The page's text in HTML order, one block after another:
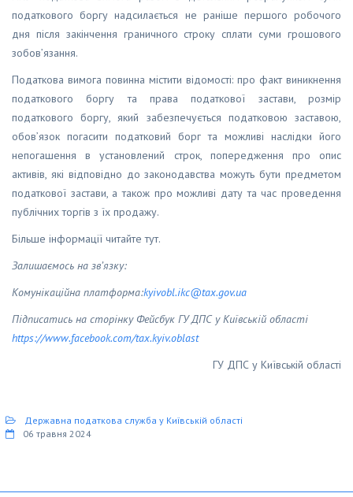
податкового боргу надсилається не раніше першого робочого
дня після закінчення граничного строку сплати суми грошового
зобов’язання.
Податкова вимога повинна містити відомості: про факт виникнення
податкового боргу та права податкової застави, розмір
податкового боргу, який забезпечується податковою заставою,
обов’язок погасити податковий борг та можливі наслідки його
непогашення в установлений строк, попередження про опис
активів, які відповідно до законодавства можуть бути предметом
податкової застави, а також про можливі дату та час проведення
публічних торгів з їх продажу.
Більше інформації читайте тут.
Залишаємось на зв’язку:
Комунікаційна платформа:kyivobl.ikc@tax.gov.ua
Підписатись на сторінку Фейсбук ГУ ДПС у Київській області
https://www.facebook.com/tax.kyiv.oblast
ГУ ДПС у Київській області
Державна податкова служба у Київській області
06 травня 2024